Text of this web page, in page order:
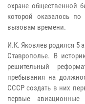
охране общественной
которой оказалось
вызовам времени.
И.К. Яковлев родился 5
Ставрополье. В
решительный
пребывания на
СССР создать в них
первые